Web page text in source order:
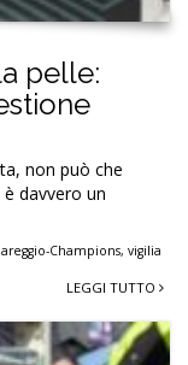
pelle:
non può che
davvero un
Champions, vigilia
LEGGI TUTTO